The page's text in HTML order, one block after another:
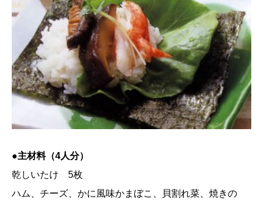
●主材料（4人分）
乾しいたけ 5枚
ハム、チーズ、かに風味かまぼこ、貝割れ菜、焼きの